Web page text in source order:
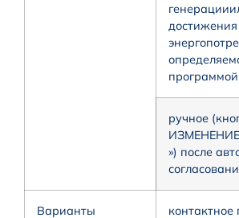
программой
ручное
») после
Варианты